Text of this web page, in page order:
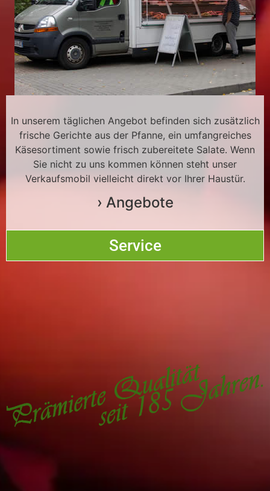
In unserem täglichen Angebot befinden sich zusätzlich
frische Gerichte aus der Pfanne, ein umfangreiches
Käsesortiment sowie frisch zubereitete Salate. Wenn
Sie nicht zu uns kommen können steht unser
Verkaufsmobil vielleicht direkt vor Ihrer Haustür.
› Angebote
Service